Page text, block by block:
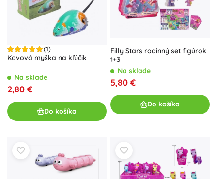
(1)
Kovová myška na kľúčik
Na sklade
2,80 €
Do košíka
Filly Stars rodinný set figúrok
1+3
Na sklade
5,80 €
Do košíka